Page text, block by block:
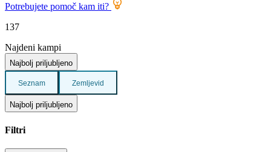
Potrebujete pomoč kam iti?
137
Najdeni kampi
Najbolj priljubljeno
Seznam Zemljevid
Najbolj priljubljeno
Filtri